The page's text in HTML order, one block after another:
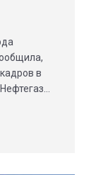
в